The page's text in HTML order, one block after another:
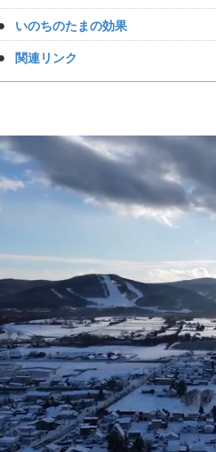
いのちのたまの効果
関連リンク